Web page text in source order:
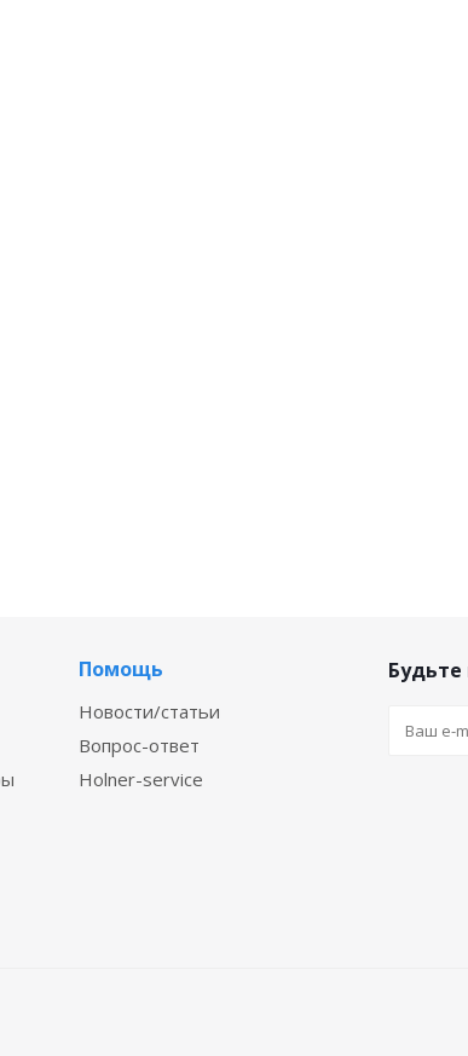
Помощь
Новости/статьи
Вопрос-ответ
Holner-service
Будьте